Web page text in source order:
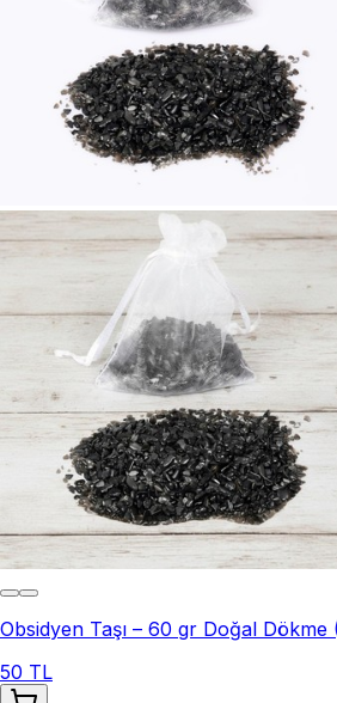
Obsidyen Taşı – 60 gr Doğal Dökme
50 TL